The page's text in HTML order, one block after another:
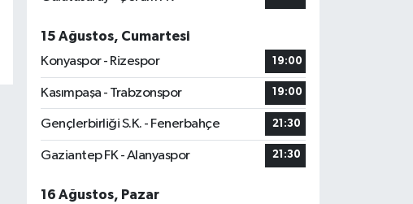
15 Ağustos, Cumartesi
Konyaspor - Rizespor
19:00
Kasımpaşa - Trabzonspor 19:00
Gençlerbirliği S.K. - Fenerbahçe 21:30
Gaziantep FK - Alanyaspor 21:30
16 Ağustos, Pazar